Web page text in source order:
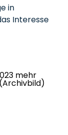
in
Interesse